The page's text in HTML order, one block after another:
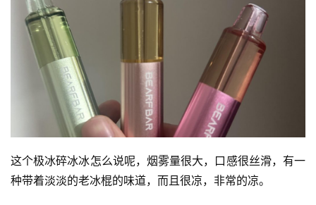
次
电
子
这个极冰碎冰冰怎么说呢，烟雾量很大，口感很丝滑，有一
种带着淡淡的老冰棍的味道，而且很凉，非常的凉。